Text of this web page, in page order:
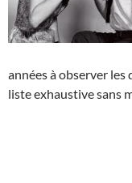
années à observer
liste exhaustive sans